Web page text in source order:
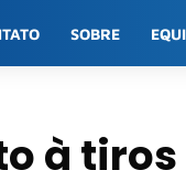
SOBRE
à